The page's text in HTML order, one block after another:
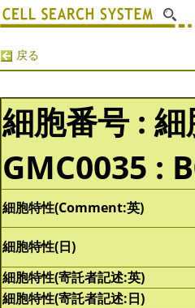
戻る
細胞番号 : 細
GMC0035 :
細胞特性(Comment:英)
細胞特性(日)
細胞特性(寄託者記述:英)
細胞特性(寄託者記述:日)